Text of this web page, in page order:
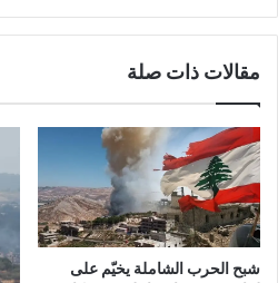
مقالات ذات صلة
شبح الحرب الشاملة يخيّم على